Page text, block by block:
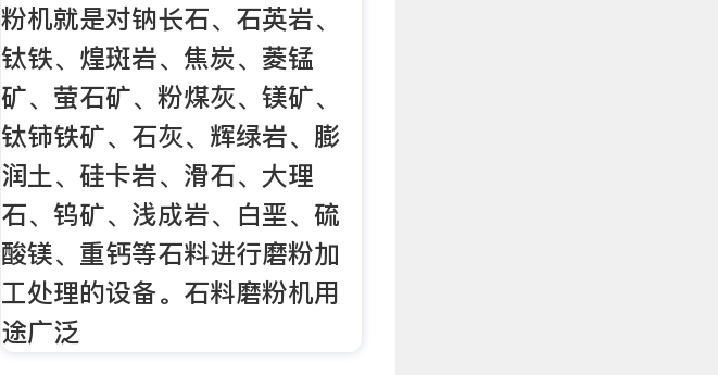
粉机就是对钠长石、石英岩、
钛铁、煌斑岩、焦炭、菱锰
矿、萤石矿、粉煤灰、镁矿、
钛铈铁矿、石灰、辉绿岩、膨
润土、硅卡岩、滑石、大理
石、钨矿、浅成岩、白垩、硫
酸镁、重钙等石料进行磨粉加
工处理的设备。石料磨粉机用
途广泛